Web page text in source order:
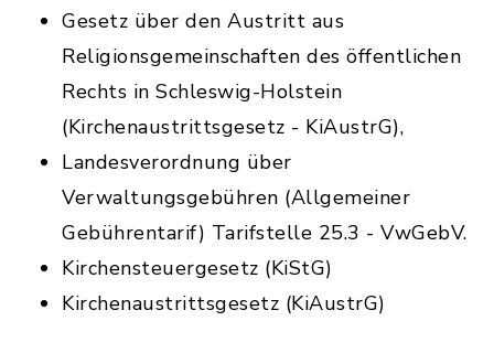
Gesetz über den Austritt aus
Religionsgemeinschaften des öffentlichen
Rechts in Schleswig-Holstein
(Kirchenaustrittsgesetz - KiAustrG),
Landesverordnung über
Verwaltungsgebühren (Allgemeiner
Gebührentarif) Tarifstelle 25.3 - VwGebV.
Kirchensteuergesetz (KiStG)
Kirchenaustrittsgesetz (KiAustrG)